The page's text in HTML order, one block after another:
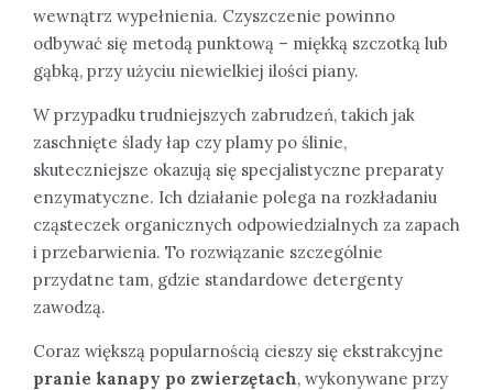
wewnątrz wypełnienia. Czyszczenie powinno
odbywać się metodą punktową – miękką szczotką lub
gąbką, przy użyciu niewielkiej ilości piany.
W przypadku trudniejszych zabrudzeń, takich jak
zaschnięte ślady łap czy plamy po ślinie,
skuteczniejsze okazują się specjalistyczne preparaty
enzymatyczne. Ich działanie polega na rozkładaniu
cząsteczek organicznych odpowiedzialnych za zapach
i przebarwienia. To rozwiązanie szczególnie
przydatne tam, gdzie standardowe detergenty
zawodzą.
Coraz większą popularnością cieszy się ekstrakcyjne
pranie kanapy po zwierzętach, wykonywane przy